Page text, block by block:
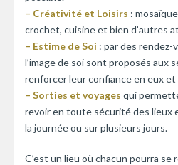
– Créativité et Loisirs :
crochet, cuisine et bien d’autres
– Estime de Soi : par des rendez-
l’image de soi sont proposés aux
renforcer leur confiance en eux
– Sorties et voyages qui
revoir en toute sécurité des lieux
la journée ou sur plusieurs jours.
C’est un lieu où chacun pourra